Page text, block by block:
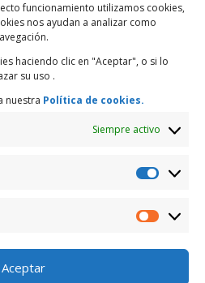
funcionamiento utilizamos cookies,
nos ayudan a analizar como
haciendo clic en "Aceptar", o si lo
su uso .
nuestra Política de cookies.
Siempre activo
Cookies
analìtica
Cookies
Aceptar
el ahorro?
de la Suerte”